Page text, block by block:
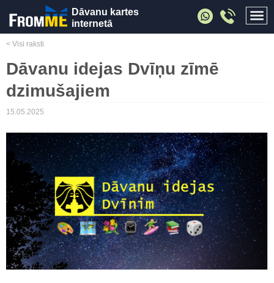
Dāvanu kartes
internetā
< Visi raksti
Dāvanu idejas Dvīņu zīmē
dzimušajiem
15.05.2025